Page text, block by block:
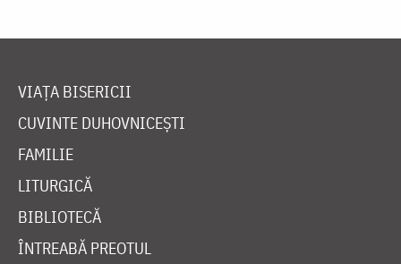
VIAȚA BISERICII
CUVINTE DUHOVNICEȘTI
FAMILIE
LITURGICĂ
BIBLIOTECĂ
ÎNTREABĂ PREOTUL